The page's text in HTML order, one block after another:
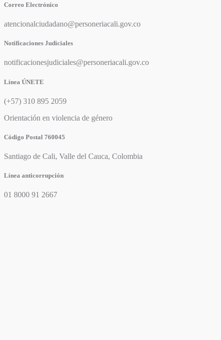
Correo Electrónico
atencionalciudadano@personeriacali.gov.co
Notificaciones Judiciales
notificacionesjudiciales@personeriacali.gov.co
Línea ÚNETE
(+57) 310 895 2059
Orientación en violencia de género
Código Postal 760045
Santiago de Cali, Valle del Cauca, Colombia
Línea anticorrupción
01 8000 91 2667